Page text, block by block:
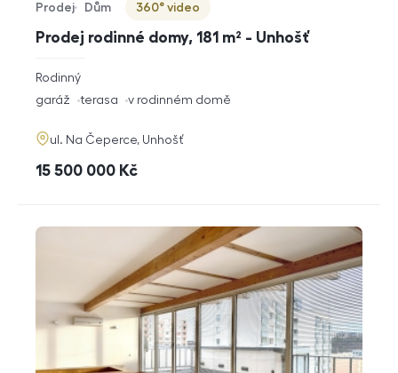
Prodej rodinné domy, 181 m² - Unhošť
Typ nabídky
Prodej
Typ nemovitosti
Dům
Virtuální prohlídka
360° video
rozměry
dispozice
Rodinný
funkce
garáž terasa v rodinném domě
adresa
ul. Na Čeperce, Unhošť
cena
15 500 000 Kč